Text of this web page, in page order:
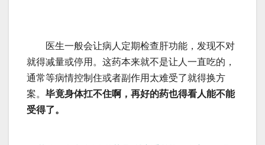
医生一般会让病人定期检查肝功能，发现不对
就得减量或停用。这药本来就不是让人一直吃的，
通常等病情控制住或者副作用太难受了就得换方
案。 毕竟身体扛不住啊，再好的药也得看人能不能
受得了。